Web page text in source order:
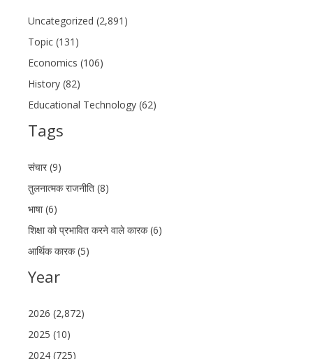
Uncategorized (2,891)
Topic (131)
Economics (106)
History (82)
Educational Technology (62)
Tags
संचार (9)
तुलनात्मक राजनीति (8)
भाषा (6)
शिक्षा को प्रभावित करने वाले कारक (6)
आर्थिक कारक (5)
Year
2026 (2,872)
2025 (10)
2024 (725)